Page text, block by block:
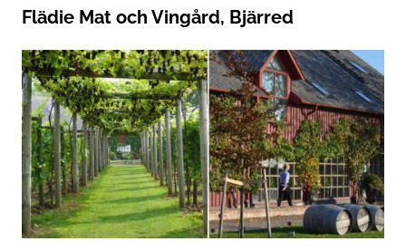
Flädie Mat och Vingård, Bjärred